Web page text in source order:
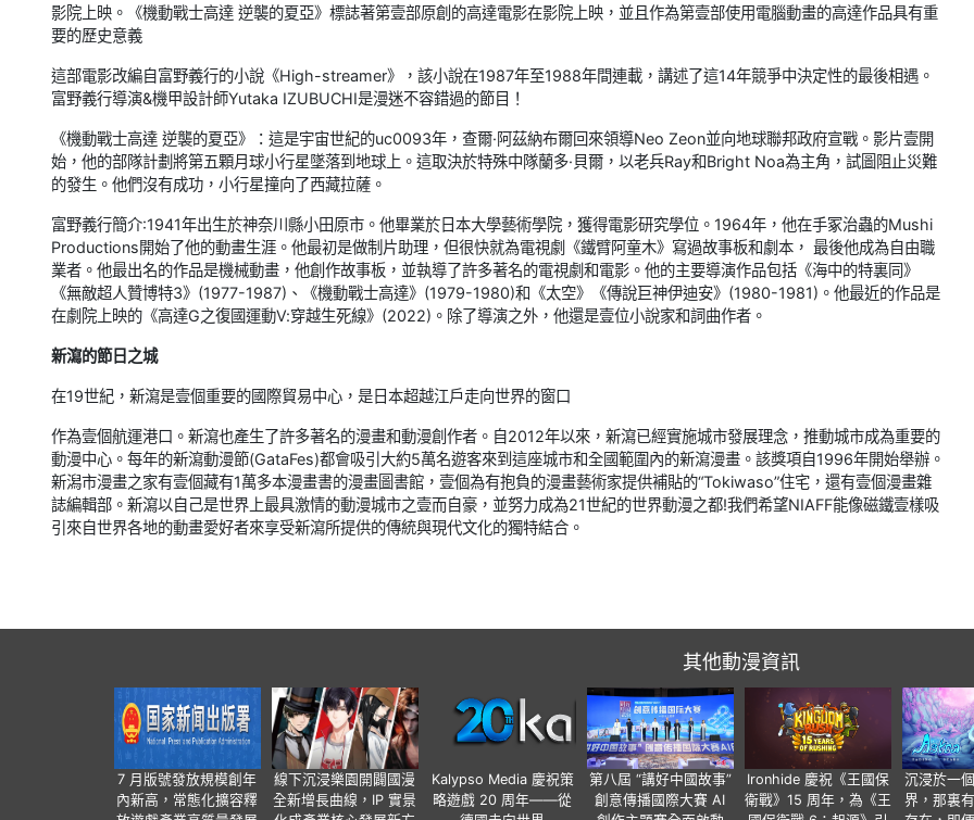
影院上映。《機動戰士高達 逆襲的夏亞》標誌著第壹部原創的高達電影在影院上映，並且作為第壹部使用電腦動畫的高達作品具有重
要的歷史意義
這部電影改編自富野義行的小說《High-streamer》，該小說在1987年至1988年間連載，講述了這14年競爭中決定性的最後相遇。
富野義行導演&機甲設計師Yutaka IZUBUCHI是漫迷不容錯過的節目！
《機動戰士高達 逆襲的夏亞》：這是宇宙世紀的uc0093年，查爾·阿茲納布爾回來領導Neo Zeon並向地球聯邦政府宣戰。影片壹開
始，他的部隊計劃將第五顆月球小行星墜落到地球上。這取決於特殊中隊蘭多·貝爾，以老兵Ray和Bright Noa為主角，試圖阻止災難
的發生。他們沒有成功，小行星撞向了西藏拉薩。
富野義行簡介:1941年出生於神奈川縣小田原市。他畢業於日本大學藝術學院，獲得電影研究學位。1964年，他在手冢治蟲的Mushi
Productions開始了他的動畫生涯。他最初是做制片助理，但很快就為電視劇《鐵臂阿童木》寫過故事板和劇本， 最後他成為自由職
業者。他最出名的作品是機械動畫，他創作故事板，並執導了許多著名的電視劇和電影。他的主要導演作品包括《海中的特裏同》
《無敵超人贊博特3》(1977-1987)、《機動戰士高達》(1979-1980)和《太空》《傳說巨神伊迪安》(1980-1981)。他最近的作品是
在劇院上映的《高達G之復國運動Ⅴ:穿越生死線》(2022)。除了導演之外，他還是壹位小說家和詞曲作者。
新瀉的節日之城
在19世紀，新瀉是壹個重要的國際貿易中心，是日本超越江戶走向世界的窗口
作為壹個航運港口。新瀉也產生了許多著名的漫畫和動漫創作者。自2012年以來，新瀉已經實施城市發展理念，推動城市成為重要的
動漫中心。每年的新瀉動漫節(GataFes)都會吸引大約5萬名遊客來到這座城市和全國範圍內的新瀉漫畫。該獎項自1996年開始舉辦。
新潟市漫畫之家有壹個藏有1萬多本漫畫書的漫畫圖書館，壹個為有抱負的漫畫藝術家提供補貼的“Tokiwaso”住宅，還有壹個漫畫雜
誌編輯部。新瀉以自己是世界上最具激情的動漫城市之壹而自豪，並努力成為21世紀的世界動漫之都!我們希望NIAFF能像磁鐵壹樣吸
引來自世界各地的動畫愛好者來享受新瀉所提供的傳統與現代文化的獨特結合。
其他動漫資訊
7 月版號發放規模創年
內新高，常態化擴容釋
線下沉浸樂園開闢國漫
全新增長曲線，IP 實景
Kalypso Media 慶祝策
略遊戲 20 周年——從
第八屆 “講好中國故事”
創意傳播國際大賽 AI
Ironhide 慶祝《王國保
衛戰》15 周年，為《王
沉浸於一
界，那裏